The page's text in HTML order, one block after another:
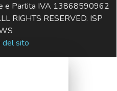
e Partita IVA 13868590962
RIGHTS RESERVED. ISP
del sito